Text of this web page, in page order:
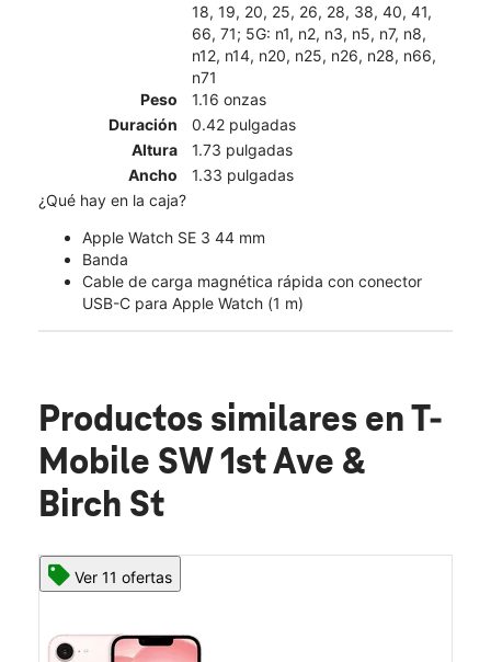
18, 19, 20, 25, 26, 28, 38, 40, 41,
66, 71; 5G: n1, n2, n3, n5, n7, n8,
n12, n14, n20, n25, n26, n28, n66,
n71
Peso
1.16 onzas
Duración
0.42 pulgadas
Altura
1.73 pulgadas
Ancho
1.33 pulgadas
¿Qué hay en la caja?
Apple Watch SE 3 44 mm
Banda
Cable de carga magnética rápida con conector
USB-C para Apple Watch (1 m)
Productos similares en T-
Mobile SW 1st Ave &
Birch St
Ver 11 ofertas